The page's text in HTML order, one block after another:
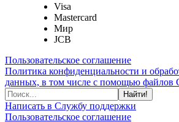
Visa
Mastercard
Мир
JCB
Пользовательское соглашение
Политика конфиденциальности и
данных, в том числе с помощью файлов
Найти!
Написать в Службу поддержки
Пользовательское соглашение